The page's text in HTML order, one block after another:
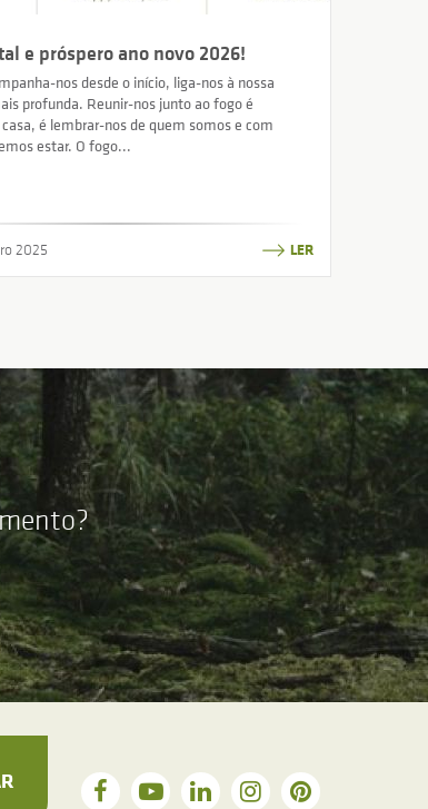
e próspero ano novo 2026!
nos desde o início, liga-nos à nossa
profunda. Reunir-nos junto ao fogo é
casa, é lembrar-nos de quem somos e com
estar. O fogo...
2025 LER